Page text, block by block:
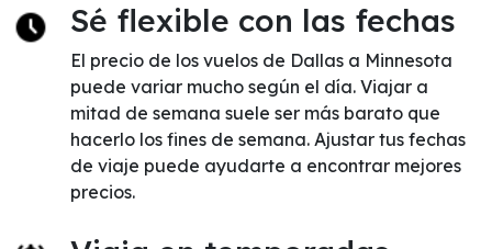
Sé flexible con las fechas
El precio de los vuelos de Dallas a Minnesota
puede variar mucho según el día. Viajar a
mitad de semana suele ser más barato que
hacerlo los fines de semana. Ajustar tus fechas
de viaje puede ayudarte a encontrar mejores
precios.